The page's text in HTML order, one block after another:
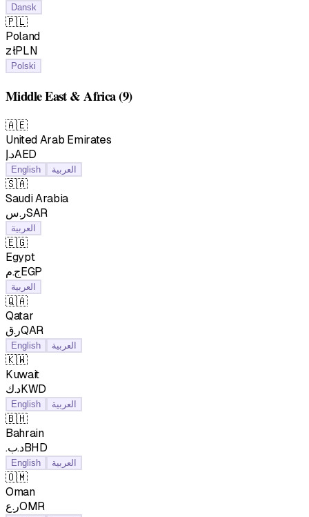
Dansk
🇵🇱
Poland
złPLN
Polski
Middle East & Africa(9)
🇦🇪
United Arab Emirates
د.إAED
English العربية
🇸🇦
Saudi Arabia
ر.سSAR
العربية
🇪🇬
Egypt
ج.مEGP
العربية
🇶🇦
Qatar
ر.قQAR
English العربية
🇰🇼
Kuwait
د.كKWD
English العربية
🇧🇭
Bahrain
.د.بBHD
English العربية
🇴🇲
Oman
ر.عOMR